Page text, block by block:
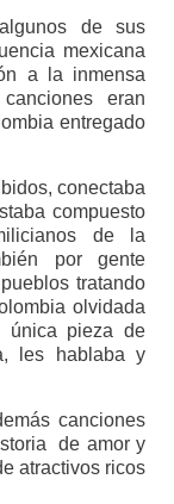
de sus
mexicana
a la inmensa
eran
entregado
conectaba
compuesto
de la
por gente
tratando
olvidada
única pieza de
les hablaba y
canciones
de amor y
atractivos ricos